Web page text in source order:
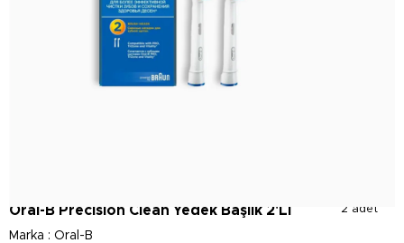
2 adet
Oral-B Precision Clean Yedek Başlık 2'Li
Marka : Oral-B